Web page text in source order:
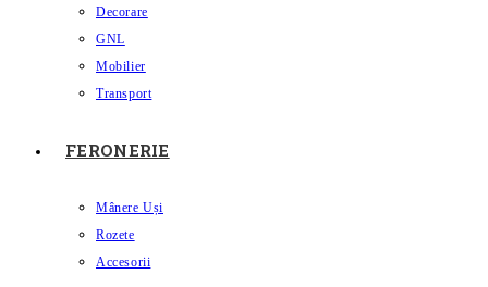
Decorare
GNL
Mobilier
Transport
FERONERIE
Mânere Uși
Rozete
Accesorii